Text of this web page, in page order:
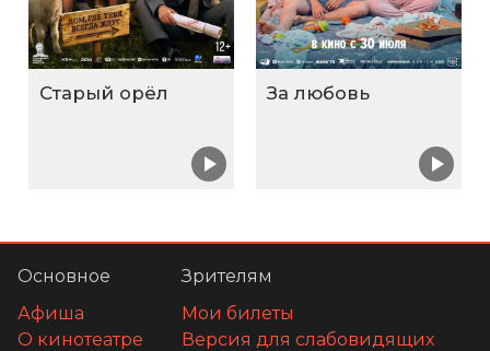
Старый орёл За любовь
Основное
Афиша
О кинотеатре
Зрителям
Мои билеты
Версия для слабовидящих